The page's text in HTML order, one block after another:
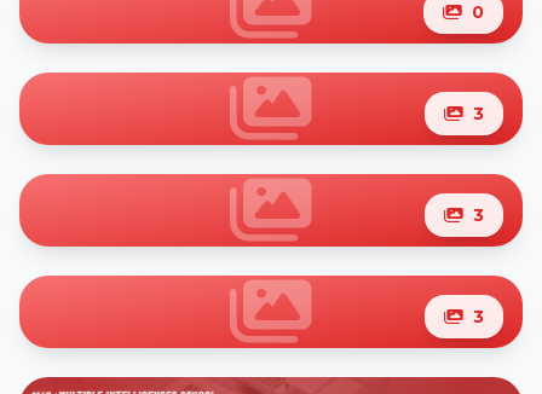
ảnh
0
3
ảnh
3
3
3